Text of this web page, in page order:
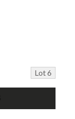
Lot 6